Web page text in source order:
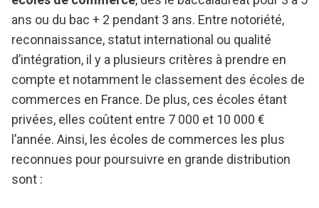
ans ou du bac + 2 pendant 3 ans. Entre notoriété,
reconnaissance, statut international ou qualité
d’intégration, il y a plusieurs critères à prendre en
compte et notamment le classement des écoles de
commerces en France. De plus, ces écoles étant
privées, elles coûtent entre 7 000 et 10 000 €
l’année. Ainsi, les écoles de commerces les plus
reconnues pour poursuivre en grande distribution
sont :